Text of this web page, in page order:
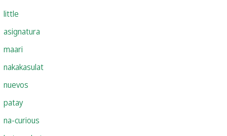
little
asignatura
maari
nakakasulat
nuevos
patay
na-curious